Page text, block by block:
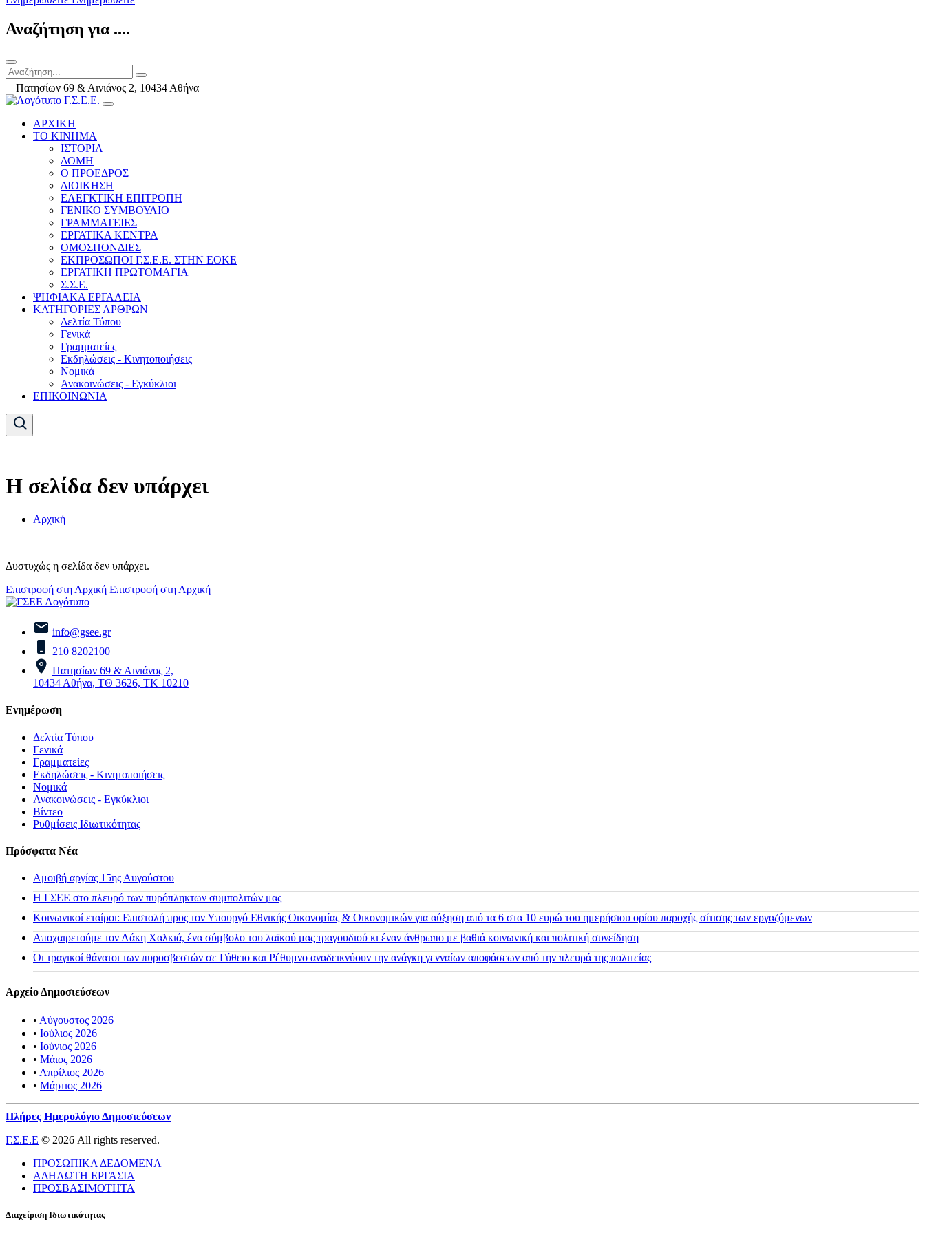
Αναζήτηση για ....
Πατησίων 69 & Αινιάνος 2, 10434 Αθήνα
ΑΡΧΙΚΗ
ΤΟ ΚΙΝΗΜΑ
ΙΣΤΟΡΙΑ
ΔΟΜΗ
Ο ΠΡΟΕΔΡΟΣ
ΔΙΟΙΚΗΣΗ
ΕΛΕΓΚΤΙΚΗ ΕΠΙΤΡΟΠΗ
ΓΕΝΙΚΟ ΣΥΜΒΟΥΛΙΟ
ΓΡΑΜΜΑΤΕΙΕΣ
ΕΡΓΑΤΙΚΑ ΚΕΝΤΡΑ
ΟΜΟΣΠΟΝΔΙΕΣ
ΕΚΠΡΟΣΩΠΟΙ Γ.Σ.Ε.Ε. ΣΤΗΝ ΕΟΚΕ
ΕΡΓΑΤΙΚΗ ΠΡΩΤΟΜΑΓΙΑ
Σ.Σ.Ε.
ΨΗΦΙΑΚΑ ΕΡΓΑΛΕΙΑ
ΚΑΤΗΓΟΡΙΕΣ ΑΡΘΡΩΝ
Δελτία Τύπου
Γενικά
Γραμματείες
Εκδηλώσεις - Κινητοποιήσεις
Νομικά
Ανακοινώσεις - Εγκύκλιοι
ΕΠΙΚΟΙΝΩΝΙΑ
Η σελίδα δεν υπάρχει
Αρχική
Δυστυχώς η σελίδα δεν υπάρχει.
Επιστροφή στη Αρχική Επιστροφή στη Αρχική
info@gsee.gr
210 8202100
Πατησίων 69 & Αινιάνος 2,
10434 Αθήνα, ΤΘ 3626, ΤΚ 10210
Ενημέρωση
Δελτία Τύπου
Γενικά
Γραμματείες
Εκδηλώσεις - Κινητοποιήσεις
Νομικά
Ανακοινώσεις - Εγκύκλιοι
Βίντεο
Ρυθμίσεις Ιδιωτικότητας
Πρόσφατα Νέα
Αμοιβή αργίας 15ης Αυγούστου
H ΓΣΕΕ στο πλευρό των πυρόπληκτων συμπολιτών μας
Κοινωνικοί εταίροι: Επιστολή προς τον Υπουργό Εθνικής Οικονομίας & Οικονομικών για αύξηση από τα 6 στα 10 ευρώ του ημερήσιου ορίου παροχής σίτισης των εργαζόμενων
Αποχαιρετούμε τον Λάκη Χαλκιά, ένα σύμβολο του λαϊκού μας τραγουδιού κι έναν άνθρωπο με βαθιά κοινωνική και πολιτική συνείδηση
Οι τραγικοί θάνατοι των πυροσβεστών σε Γύθειο και Ρέθυμνο αναδεικνύουν την ανάγκη γενναίων αποφάσεων από την πλευρά της πολιτείας
Αρχείο Δημοσιεύσεων
• Αύγουστος 2026
• Ιούλιος 2026
• Ιούνιος 2026
• Μάιος 2026
• Απρίλιος 2026
• Μάρτιος 2026
Πλήρες Ημερολόγιο Δημοσιεύσεων
Γ.Σ.Ε.Ε © 2026 All rights reserved.
ΠΡΟΣΩΠΙΚΑ ΔΕΔΟΜΕΝΑ
ΑΔΗΛΩΤΗ ΕΡΓΑΣΙΑ
ΠΡΟΣΒΑΣΙΜΟΤΗΤΑ
Διαχείριση Ιδιωτικότητας